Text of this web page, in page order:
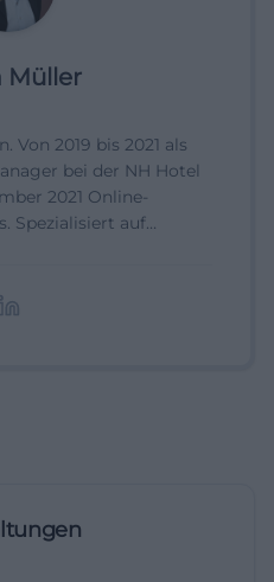
Müller
Von 2019 bis 2021 als
bei der NH Hotel
2021 Online-
Spezialisiert auf